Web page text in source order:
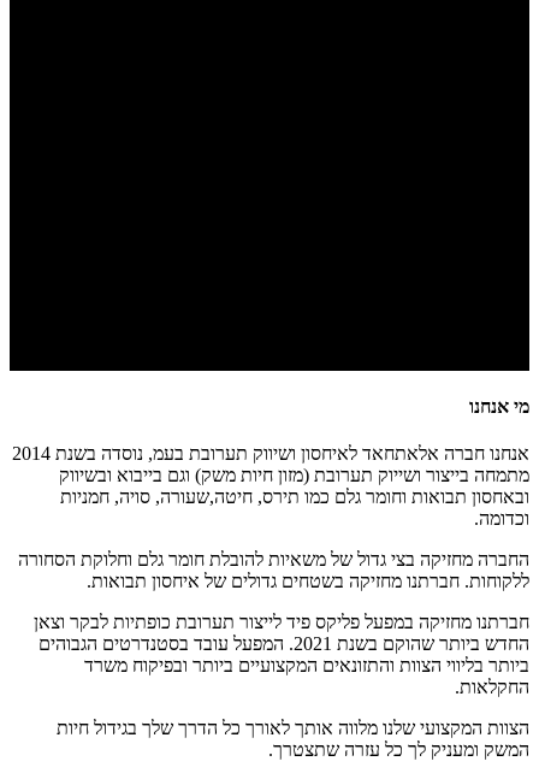
מי אנחנו
אנחנו חברה אלאתחאד לאיחסון ושיווק תערובת בעמ, נוסדה בשנת 2014
מתמחה בייצור ושייוק תערובת (מזון חיות משק) וגם בייבוא ובשיווק
ובאחסון תבואות וחומר גלם כמו תירס, חיטה,שעורה, סויה, חמניות
וכדומה.
החברה מחזיקה בצי גדול של משאיות להובלת חומר גלם וחלוקת הסחורה
ללקוחות. חברתנו מחזיקה בשטחים גדולים של איחסון תבואות.
חברתנו מחזיקה במפעל פליקס פיד לייצור תערובת כופתיות לבקר וצאן
החדש ביותר שהוקם בשנת 2021. המפעל עובד בסטנדרטים הגבוהים
ביותר בליווי הצוות והתזונאים המקצועיים ביותר ובפיקוח משרד
החקלאות.
הצוות המקצועי שלנו מלווה אותך לאורך כל הדרך שלך בגידול חיות
המשק ומעניק לך כל עזרה שתצטרך.